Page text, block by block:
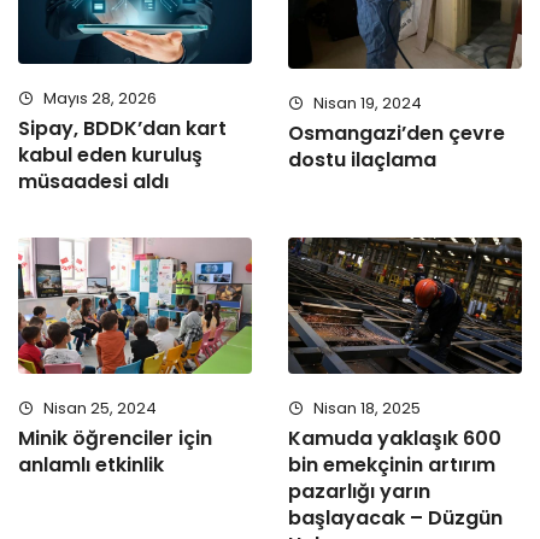
Mayıs 28, 2026
Sipay, BDDK’dan kart
kabul eden kuruluş
müsaadesi aldı
Nisan 19, 2024
Osmangazi’den çevre
dostu ilaçlama
Nisan 25, 2024
Minik öğrenciler için
anlamlı etkinlik
Nisan 18, 2025
Kamuda yaklaşık 600
bin emekçinin artırım
pazarlığı yarın
başlayacak – Düzgün